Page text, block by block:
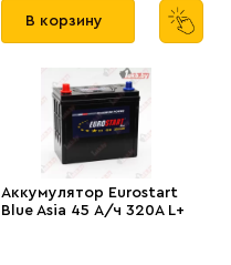
В корзину
Аккумулятор Eurostart
Blue Asia 45 А/ч 320A L+